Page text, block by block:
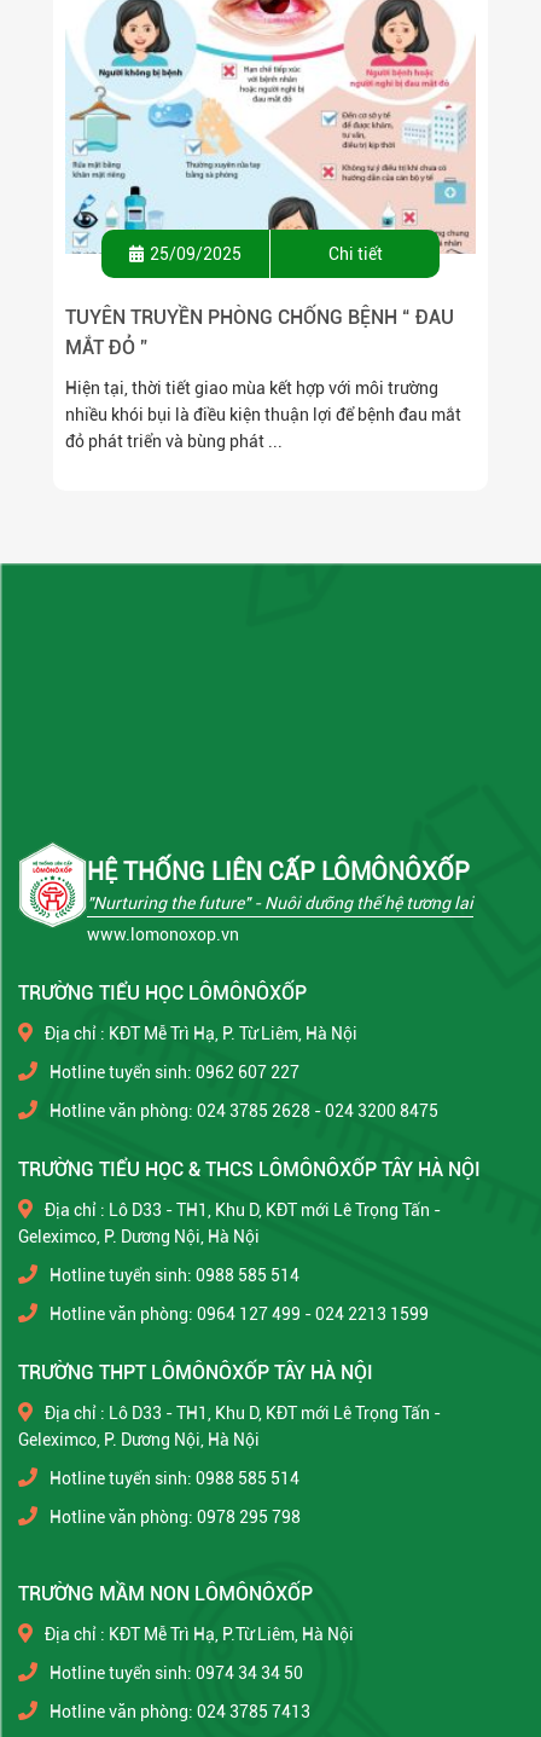
25/09/2025 Chi tiết
TUYÊN TRUYỀN PHÒNG CHỐNG BỆNH “ ĐAU
MẮT ĐỎ ”
Hiện tại, thời tiết giao mùa kết hợp với môi trường
nhiều khói bụi là điều kiện thuận lợi để bệnh đau mắt
đỏ phát triển và bùng phát ...
HỆ THỐNG LIÊN CẤP LÔMÔNÔXỐP
"Nurturing the future"- Nuôi dưỡng thế hệ tương lai
www.lomonoxop.vn
TRƯỜNG TIỂU HỌC LÔMÔNÔXỐP
Địa chỉ : KĐT Mễ Trì Hạ, P. Từ Liêm, Hà Nội
Hotline tuyển sinh: 0962 607 227
Hotline văn phòng: 024 3785 2628 - 024 3200 8475
TRƯỜNG TIỂU HỌC & THCS LÔMÔNÔXỐP TÂY HÀ NỘI
Địa chỉ : Lô D33 - TH1, Khu D, KĐT mới Lê Trọng Tấn -
Geleximco, P. Dương Nội, Hà Nội
Hotline tuyển sinh: 0988 585 514
Hotline văn phòng: 0964 127 499 - 024 2213 1599
TRƯỜNG THPT LÔMÔNÔXỐP TÂY HÀ NỘI
Địa chỉ : Lô D33 - TH1, Khu D, KĐT mới Lê Trọng Tấn -
Geleximco, P. Dương Nội, Hà Nội
Hotline tuyển sinh: 0988 585 514
Hotline văn phòng: 0978 295 798
TRƯỜNG MẦM NON LÔMÔNÔXỐP
Địa chỉ : KĐT Mễ Trì Hạ, P.Từ Liêm, Hà Nội
Hotline tuyển sinh: 0974 34 34 50
Hotline văn phòng: 024 3785 7413